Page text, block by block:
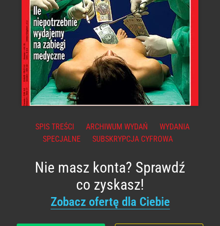
SPIS TREŚCI ARCHIWUM WYDAŃ
WYDANIA
SPECJALNE
SUBSKRYPCJA CYFROWA
Nie masz konta? Sprawdź
co zyskasz!
Zobacz ofertę dla Ciebie